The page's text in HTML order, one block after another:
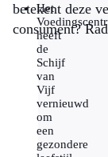
Het
heeft
de
Schijf
van
Vijf
vernieuwd
om
een
gezondere
betekent deze
consument?